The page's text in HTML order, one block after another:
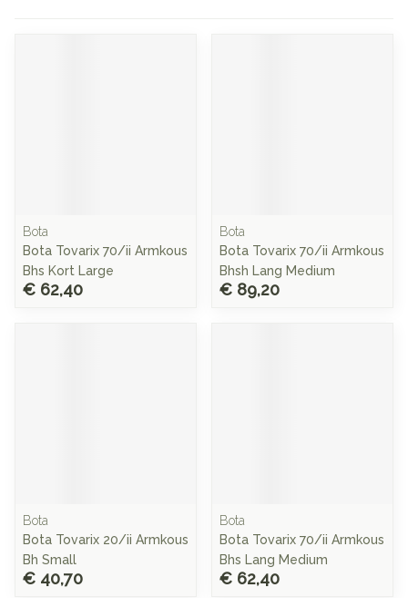
Bota
Bota Tovarix 70/ii Armkous
Bhs Kort Large
€ 62,40
Bota
Bota Tovarix 70/ii Armkous
Bhsh Lang Medium
€ 89,20
Bota
Bota Tovarix 20/ii Armkous
Bh Small
€ 40,70
Bota
Bota Tovarix 70/ii Armkous
Bhs Lang Medium
€ 62,40